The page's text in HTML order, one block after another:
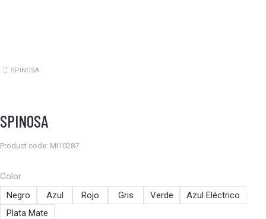
Estás aquí:
SPINOSA
SPINOSA
Product code: MI10287
Color
Negro
Azul Rojo Gris Verde
Azul Eléctrico
Plata Mate